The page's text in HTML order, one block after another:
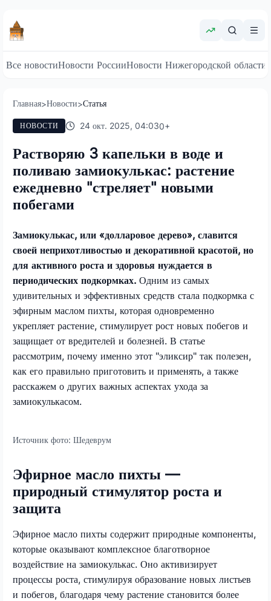
Все новостиНовости РоссииНовости Нижегородской области
Главная>Новости>Статья
НОВОСТИ 24 окт. 2025, 04:030+
Растворяю 3 капельки в воде и
поливаю замиокулькас: растение
ежедневно "стреляет" новыми
побегами
Замиокулькас, или «долларовое дерево», славится
своей неприхотливостью и декоративной красотой, но
для активного роста и здоровья нуждается в
периодических подкормках. Одним из самых
удивительных и эффективных средств стала подкормка с
эфирным маслом пихты, которая одновременно
укрепляет растение, стимулирует рост новых побегов и
защищает от вредителей и болезней. В статье
рассмотрим, почему именно этот "эликсир" так полезен,
как его правильно приготовить и применять, а также
расскажем о других важных аспектах ухода за
замиокулькасом.
Источник фото: Шедеврум
Эфирное масло пихты —
природный стимулятор роста и
защита
Эфирное масло пихты содержит природные компоненты,
которые оказывают комплексное благотворное
воздействие на замиокулькас. Оно активизирует
процессы роста, стимулируя образование новых листьев
и побегов, благодаря чему растение становится более